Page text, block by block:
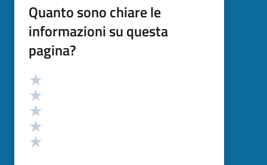
Quanto sono chiare le
informazioni su questa
pagina?
Valutazione